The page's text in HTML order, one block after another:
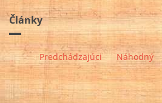
Články
Predchádzajúci Náhodný